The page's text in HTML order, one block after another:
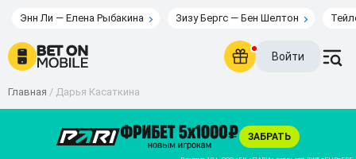
Энн Ли — Елена Рыбакина Зизу Бергс — Бен Шелтон
Войти
Главная / Дарья Касаткина